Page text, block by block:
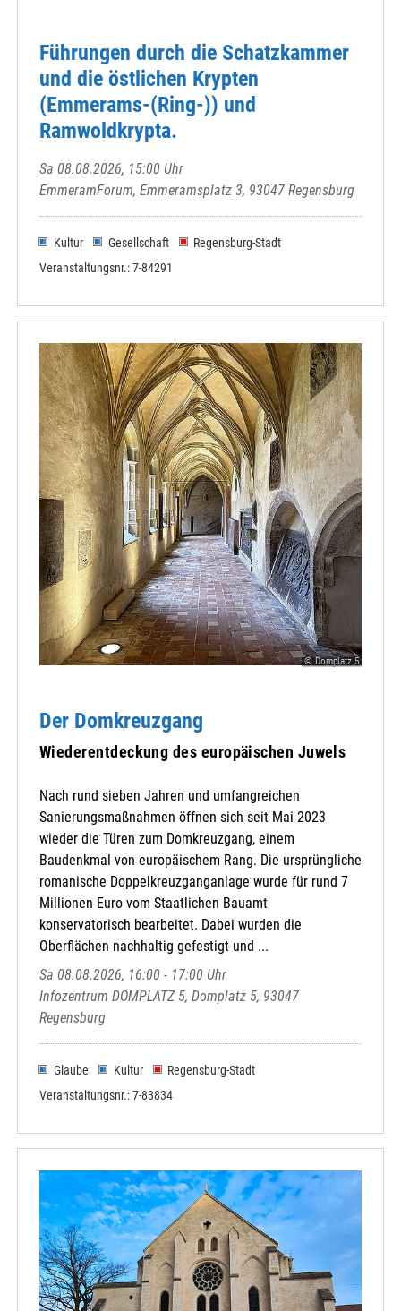
Führungen durch die Schatzkammer
und die östlichen Krypten
(Emmerams-(Ring-)) und
Ramwoldkrypta.
Sa 08.08.2026, 15:00 Uhr
EmmeramForum, Emmeramsplatz 3, 93047 Regensburg
Kultur Gesellschaft
Regensburg-Stadt
Veranstaltungsnr.: 7-84291
© Domplatz 5
Der Domkreuzgang
Wiederentdeckung des europäischen Juwels
Nach rund sieben Jahren und umfangreichen
Sanierungsmaßnahmen öffnen sich seit Mai 2023
wieder die Türen zum Domkreuzgang, einem
Baudenkmal von europäischem Rang. Die ursprüngliche
romanische Doppelkreuzganganlage wurde für rund 7
Millionen Euro vom Staatlichen Bauamt
konservatorisch bearbeitet. Dabei wurden die
Oberflächen nachhaltig gefestigt und ...
Sa 08.08.2026, 16:00 - 17:00 Uhr
Infozentrum DOMPLATZ 5, Domplatz 5, 93047
Regensburg
Glaube Kultur
Regensburg-Stadt
Veranstaltungsnr.: 7-83834